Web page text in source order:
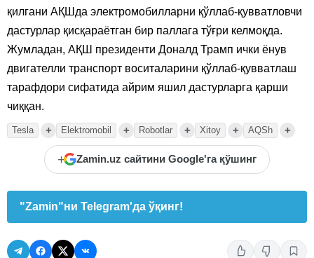
қилгани АҚШда электромобилларни қўллаб-қувватловчи
дастурлар қисқараётган бир паллага тўғри келмоқда.
Жумладан, АҚШ президенти Доналд Трамп ички ёнув
двигателли транспорт воситаларини қўллаб-қувватлаш
тарафдори сифатида айрим яшил дастурларга қарши
чиққан.
Tesla + Elektromobil + Robotlar + Xitoy + AQSh +
+ Zamin.uz сайтини Google'га қўшинг
"Zamin"ни Telegram'да ўқинг!